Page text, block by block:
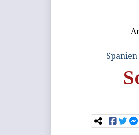
Spanien